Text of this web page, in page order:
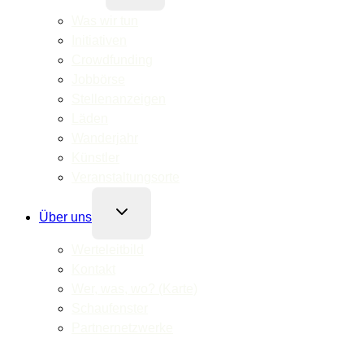
Über uns
Untermenü